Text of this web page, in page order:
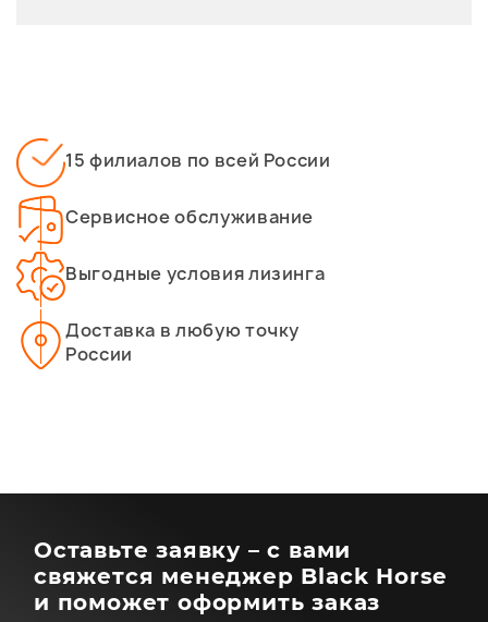
15 филиалов по всей России
Сервисное обслуживание
Выгодные условия лизинга
Доставка в любую точку
России
Оставьте заявку – с вами
свяжется менеджер Black Horse
и поможет оформить заказ